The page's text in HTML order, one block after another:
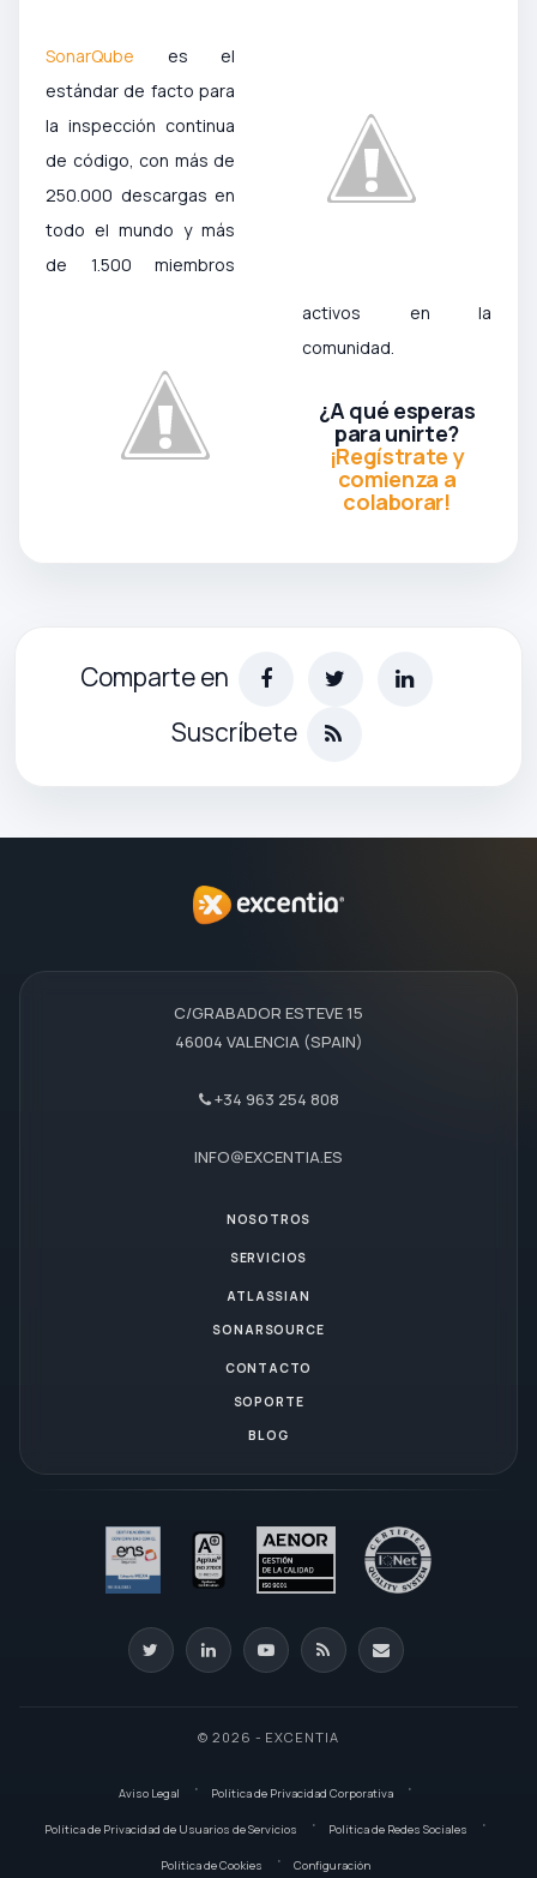
SonarQube es el
estándar de facto para
la inspección continua
de código, con más de
250.000 descargas en
todo el mundo y más
de 1.500 miembros
activos en la
comunidad.
¿A qué esperas
para unirte?
¡Regístrate y
comienza a
colaborar!
Comparte en
Suscríbete
C/GRABADOR ESTEVE 15
46004 VALENCIA (SPAIN)
+34 963 254 808
INFO@EXCENTIA.ES
NOSOTROS
SERVICIOS
ATLASSIAN
SONARSOURCE
CONTACTO
SOPORTE
BLOG
© 2026 - EXCENTIA
Aviso Legal Política de Privacidad Corporativa
Política de Privacidad de Usuarios de Servicios Política de Redes Sociales
Política de Cookies Configuración